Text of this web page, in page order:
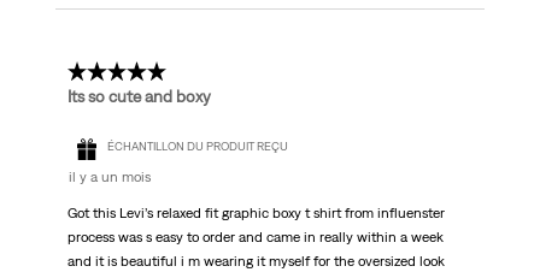
5 étoile(s) sur 5.
Its so cute and boxy
ÉCHANTILLON DU PRODUIT REÇU
il y a un mois
Got this Levi’s relaxed fit graphic boxy t shirt from influenster
process was s easy to order and came in really within a week
and it is beautiful i m wearing it myself for the oversized look